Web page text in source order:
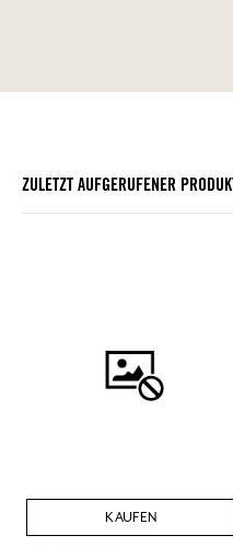
ZULETZT AUFGERUFENER PRODUKT
KAUFEN